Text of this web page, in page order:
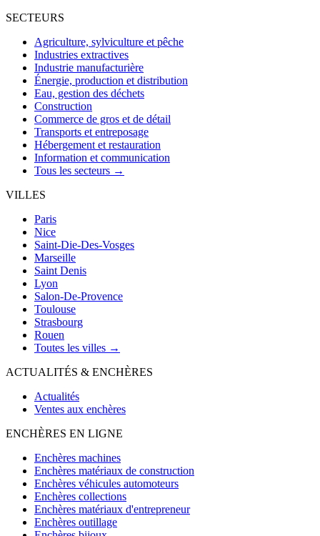
SECTEURS
Agriculture, sylviculture et pêche
Industries extractives
Industrie manufacturière
Énergie, production et distribution
Eau, gestion des déchets
Construction
Commerce de gros et de détail
Transports et entreposage
Hébergement et restauration
Information et communication
Tous les secteurs →
VILLES
Paris
Nice
Saint-Die-Des-Vosges
Marseille
Saint Denis
Lyon
Salon-De-Provence
Toulouse
Strasbourg
Rouen
Toutes les villes →
ACTUALITÉS & ENCHÈRES
Actualités
Ventes aux enchères
ENCHÈRES EN LIGNE
Enchères machines
Enchères matériaux de construction
Enchères véhicules automoteurs
Enchères collections
Enchères matériaux d'entrepreneur
Enchères outillage